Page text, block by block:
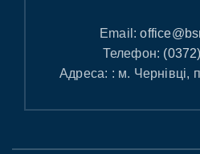
Email:
Телефон:
Адреса: : м. Чернівці,